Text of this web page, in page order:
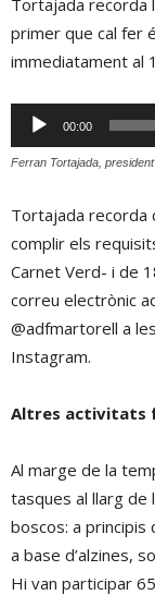
primer que cal fer
immediatament al
Reproductor
d'àudio
00:00
Ferran Tortajada,
Tortajada recorda
complir els
Carnet Verd- i de
correu electrònic
@adfmartorell a
Instagram.
Altres activitats
Al marge de la
tasques al llarg de
boscos: a principis
a base d’alzines,
Hi van participar